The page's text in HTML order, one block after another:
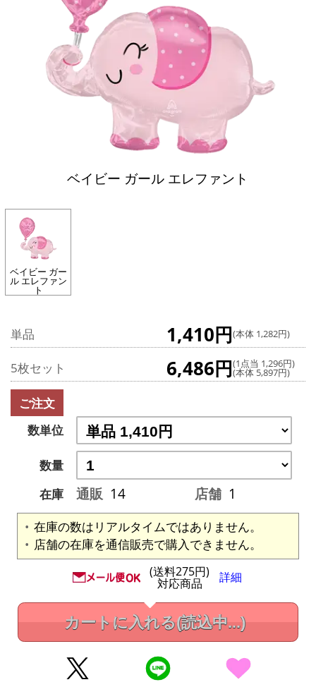
ベイビー ガール エレファント
ベイビー ガー
ル エレファン
ト
単品 1,410円(本体 1,282円)
5枚セット 6,486円(1点当 1,296円)
(本体 5,897円)
ご注文
数単位
数量
在庫
通販 14 店舗 1
在庫の数はリアルタイムではありません。
店舗の在庫を通信販売で購入できません。
(送料275円)
対応商品 詳細
カートに入れる(読込中...)